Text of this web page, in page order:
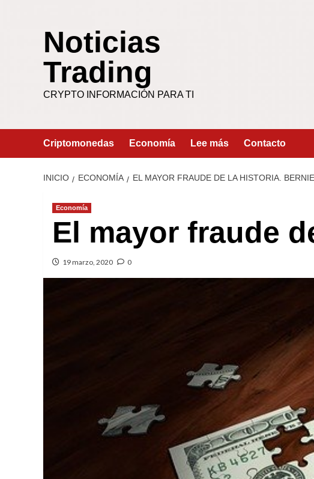
Noticias
Trading
CRYPTO INFORMACIÓN PARA TI
Criptomonedas Economía Lee más Contacto
INICIO ECONOMÍA EL MAYOR FRAUDE DE LA HISTORIA.
Economía
El mayor fraude
19 marzo, 2020 0